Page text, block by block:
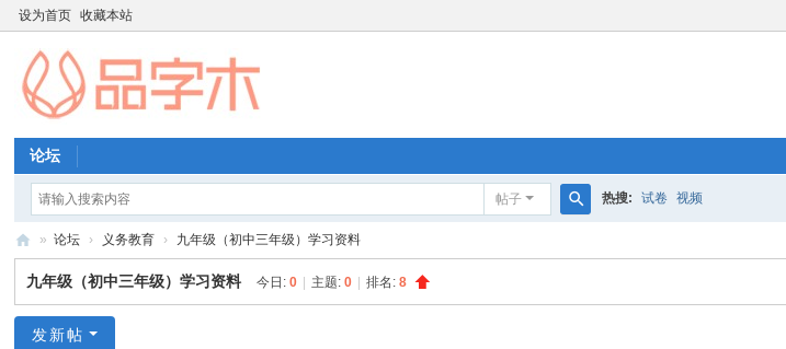
设为首页 收藏本站
论坛
帖子
索
热搜: 试卷 视频
品
字
» 论坛 › 义务教育 › 九年级（初中三年级）学习资料
九年级（初中三年级）学习资料 今日:0 主题:0 排名:8
发新帖